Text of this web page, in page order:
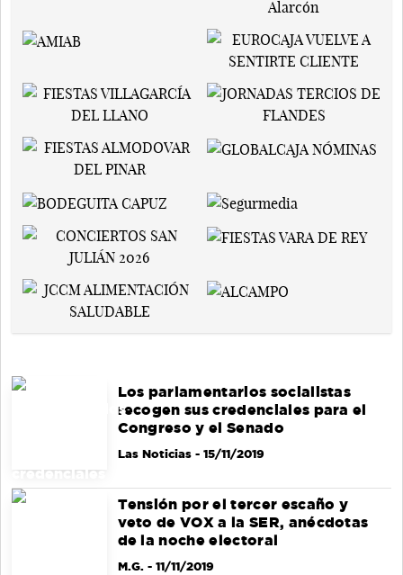
Los parlamentarios socialistas
recogen sus credenciales para el
Congreso y el Senado
Las Noticias- 15/11/2019
Tensión por el tercer escaño y
veto de VOX a la SER, anécdotas
de la noche electoral
M.G.- 11/11/2019